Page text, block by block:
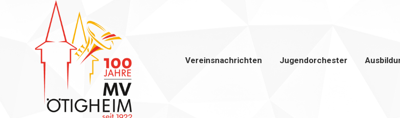
Vereinsnachrichten Jugendorchester